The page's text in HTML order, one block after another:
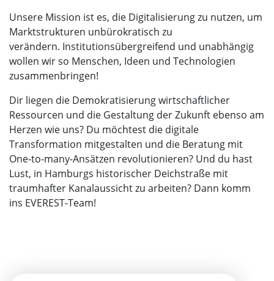
Unsere Mission ist es, die Digitalisierung zu nutzen, um
Marktstrukturen unbürokratisch zu
verändern. Institutionsübergreifend und unabhängig
wollen wir so Menschen, Ideen und Technologien
zusammenbringen!
Dir liegen die Demokratisierung wirtschaftlicher
Ressourcen und die Gestaltung der Zukunft ebenso am
Herzen wie uns? Du möchtest die digitale
Transformation mitgestalten und die Beratung mit
One-to-many-Ansätzen revolutionieren? Und du hast
Lust, in Hamburgs historischer Deichstraße mit
traumhafter Kanalaussicht zu arbeiten? Dann komm
ins EVEREST-Team!